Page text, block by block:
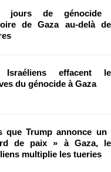
jours de génocide
de Gaza au-delà
Israéliens effacent
du génocide à Gaza
que Trump annonce un
de paix » à Gaza,
multiplie les tueries